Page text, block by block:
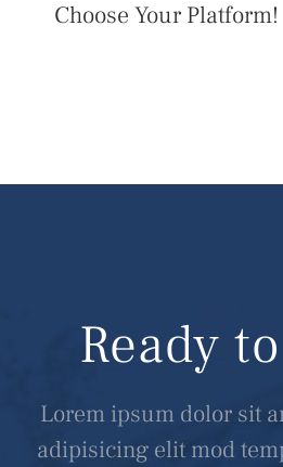
Choose Your Platform!
Ready
Lorem ipsum dolor sit
adipisicing elit mod